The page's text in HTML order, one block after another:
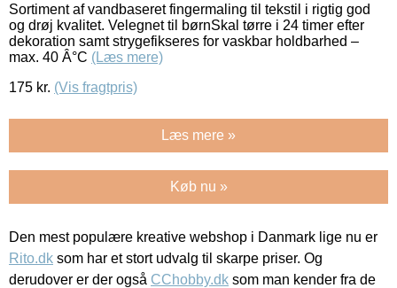
Sortiment af vandbaseret fingermaling til tekstil i rigtig god
og drøj kvalitet. Velegnet til børnSkal tørre i 24 timer efter
dekoration samt strygefikseres for vaskbar holdbarhed –
max. 40 Â°C (Læs mere)
175 kr. (Vis fragtpris)
Læs mere »
Køb nu »
Den mest populære kreative webshop i Danmark lige nu er
Rito.dk som har et stort udvalg til skarpe priser. Og
derudover er der også CChobby.dk som man kender fra de